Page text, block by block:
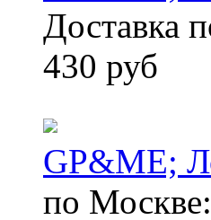
Доставка
430 руб
GP&ME;
по